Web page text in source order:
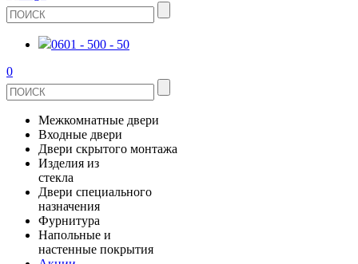
0601 - 500 - 50
0
Межкомнатные двери
ШПОНИРОВАНЫЕ
ЭКОШПОН
ИЗ МАССИВА СОСНЫ
Входные двери
МЕТАЛЛИЧЕСКИЕ ДВЕРИ
В КВАРТИРУ
ДЛЯ ДОМА
Двери скрытого монтажа
СТЕКЛЯННЫЕ
ЗЕРКАЛЬНЫЕ
Изделия из
стекла
ДВЕРИ
ДУШЕВЫЕ КАБИНЫ И ПЕРЕГОРОДКИ
Двери специального
назначения
ПРОТИВОПОЖАРНЫЕ
Фурнитура
ДВЕРНЫЕ РУЧКИ
Напольные и
настенные покрытия